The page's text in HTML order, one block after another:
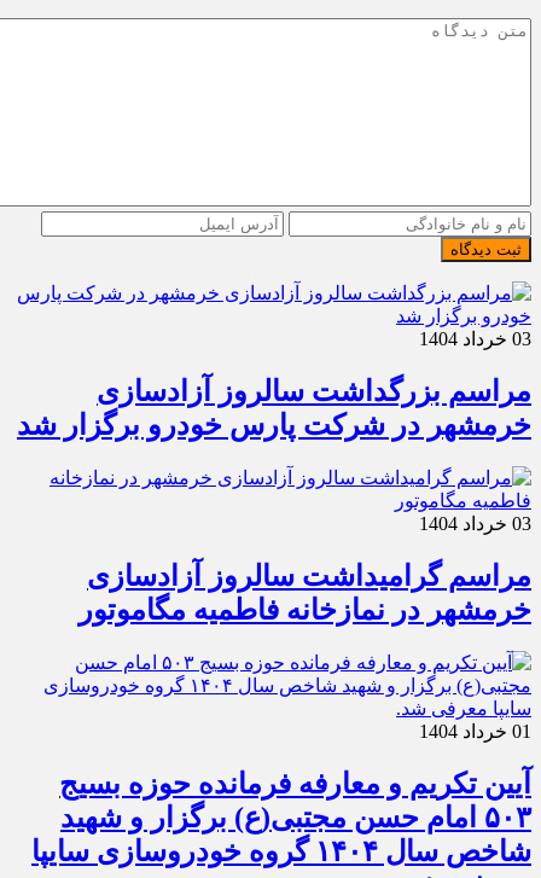
ثبت دیدگاه
03 خرداد 1404
مراسم بزرگداشت سالروز آزادسازی
خرمشهر در شرکت پارس خودرو برگزار شد
03 خرداد 1404
مراسم گرامیداشت سالروز آزادسازی
خرمشهر در نمازخانه فاطمیه مگاموتور
01 خرداد 1404
آیین تکریم و معارفه فرمانده حوزه بسیج
۵۰۳ امام حسن مجتبی(ع) برگزار و شهید
شاخص سال ۱۴۰۴ گروه خودروسازی سایپا